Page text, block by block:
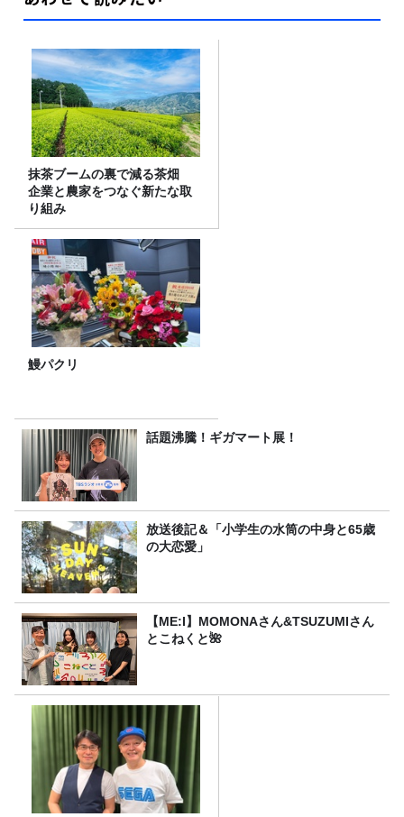
抹茶ブームの裏で減る茶畑
企業と農家をつなぐ新たな取
り組み
鰻パクリ
話題沸騰！ギガマート展！
放送後記＆「小学生の水筒の中身と65歳
の大恋愛」
【ME:I】MOMONAさん&TSUZUMIさん
とこねくと🌺